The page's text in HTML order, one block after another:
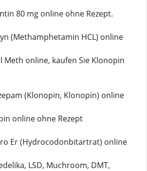
80 mg online ohne Rezept.
(Methamphetamin HCL) online
Meth online, kaufen Sie Klonopin
(Klonopin, Klonopin) online
online ohne Rezept
Er (Hydrocodonbitartrat) online
LSD, Muchroom, DMT,